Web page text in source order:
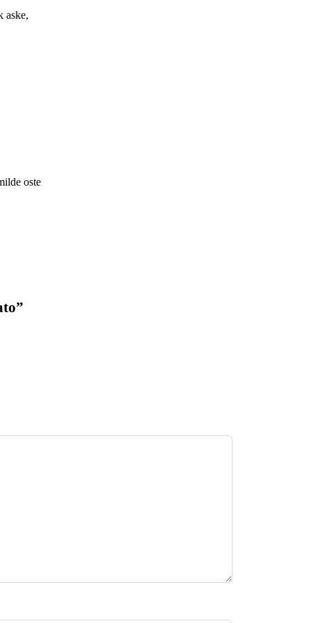
aske,
oste